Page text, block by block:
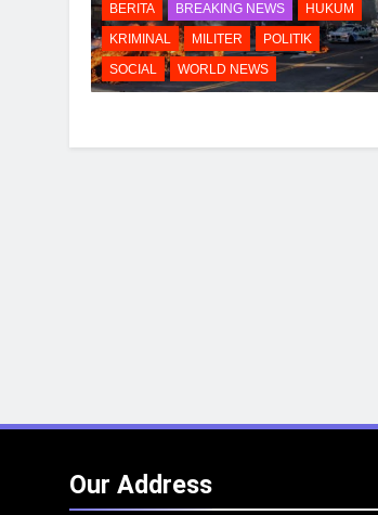
BERITA BREAKING NEWS
HUKUM
KRIMINAL
MILITER
POLITIK
SOCIAL
WORLD NEWS
Our Address